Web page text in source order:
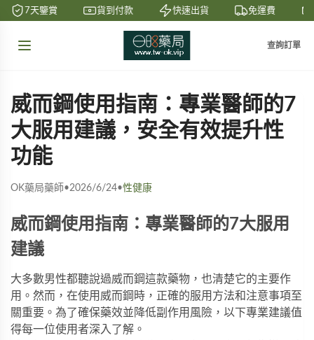
7天鑒賞 貨到付款 快速出貨 免運費
查詢訂單
威而鋼使用指南：專業醫師的7
大服用建議，安全有效提升性
功能
OK藥局藥師•2026/6/24•性健康
威而鋼使用指南：專業醫師的7大服用
建議
大多數男性都聽說過威而鋼這款藥物，也清楚它的主要作
用。然而，在使用威而鋼時，正確的服用方法和注意事項至
關重要。為了確保藥效並降低副作用風險，以下專業建議值
得每一位使用者深入了解。